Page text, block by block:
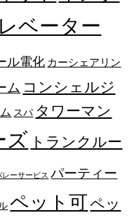
ベーター
ル電化 カーシェアリン
ム コンシェルジ
スパ タワーマン
ズ トランクルー
レーサービス パーティー
ペット可ペッ